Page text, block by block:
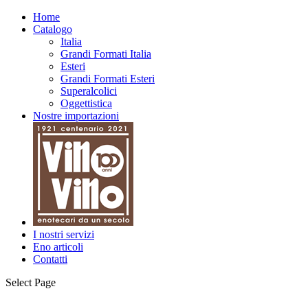
Home
Catalogo
Italia
Grandi Formati Italia
Esteri
Grandi Formati Esteri
Superalcolici
Oggettistica
Nostre importazioni
I nostri servizi
Eno articoli
Contatti
Select Page